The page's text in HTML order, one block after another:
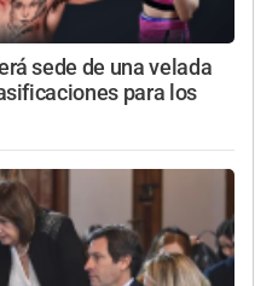
sede de una velada
para los